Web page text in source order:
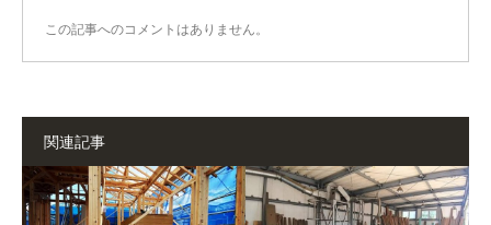
この記事へのコメントはありません。
関連記事